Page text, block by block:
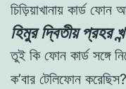
চিড়িয়াখানায় কার্ড ফোন
হিমুর দ্বিতীয় প্রহর
তুই কি ফোন কার্ড সঙ্গে
ক’বার টেলিফোন করেছিস?